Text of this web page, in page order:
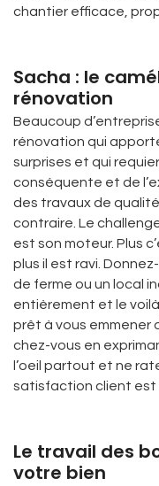
chantier efficace,
Sacha : le
rénovation
Beaucoup
rénovation qui
surprises et qui
conséquente et de
des travaux de
contraire. Le
est son moteur. Plus
plus il est ravi.
de ferme ou un local
entièrement et le
prêt à vous emmener
chez-vous en
l’oeil partout et ne
satisfaction client est
Le travail des
votre bien